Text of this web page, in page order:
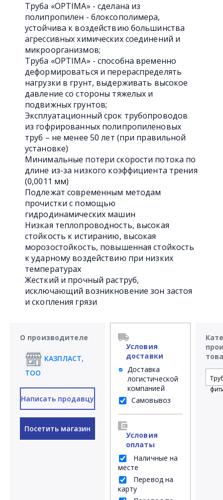
Труба «OPTIMA» - сделана из
полипропилен - блоксополимера,
устойчива к воздействию большинства
агрессивных химических соединений и
микроорганизмов;
Труба «OPTIMA» - способна временно
деформироваться и перераспределять
нагрузки в грунт, выдерживать высокое
давление со стороны тяжелых и
подвижных грунтов;
Эксплуатационный срок трубопроводов
из гофрированных полипропиленовых
труб – не менее 50 лет (при правильной
установке)
Минимальные потери скорости потока по
длине из-за низкого коэффициента трения
(0,0011 мм)
Подлежат современным методам
прочистки с помощью
гидродинамических машин
Низкая теплопроводность, высокая
стойкость к истиранию, высокая
морозостойкость, повышенная стойкость
к ударному воздействию при низких
температурах
Жесткий и прочный раструб,
исключающий возникновение зон застоя
и скопления грязи
О производителе
КАЗПЛАСТ,
ТОО
Написать продавцу
Посетить магазин
Условия
доставки
Доставка
логистической
компанией
Самовывоз
Условия
оплаты
Наличные на
месте
Перевод на
карту